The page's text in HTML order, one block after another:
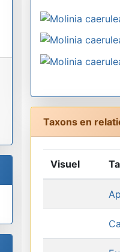
Taxons en
Visuel